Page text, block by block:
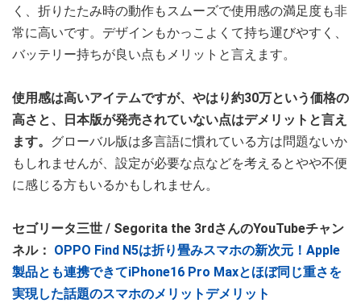
く、折りたたみ時の動作もスムーズで使用感の満足度も非
常に高いです。デザインもかっこよくて持ち運びやすく、
バッテリー持ちが良い点もメリットと言えます。
使用感は高いアイテムですが、やはり約30万という価格の
高さと、日本版が発売されていない点はデメリットと言え
ます。 グローバル版は多言語に慣れている方は問題ないか
もしれませんが、設定が必要な点などを考えるとやや不便
に感じる方もいるかもしれません。
セゴリータ三世 / Segorita the 3rdさんのYouTubeチャン
ネル： OPPO Find N5は折り畳みスマホの新次元！Apple
製品とも連携できてiPhone16 Pro Maxとほぼ同じ重さを
実現した話題のスマホのメリットデメリット